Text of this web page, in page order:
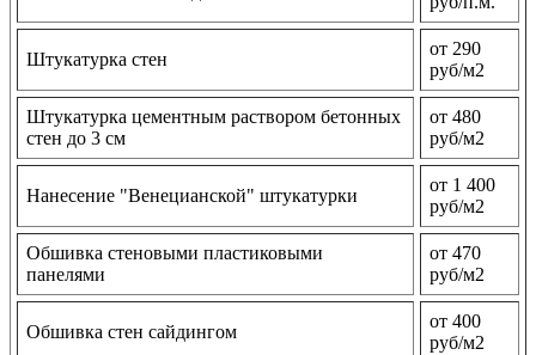
Штукатурка стен
от 290
руб/м2
Штукатурка цементным раствором бетонных
стен до 3 см
от 480
руб/м2
Нанесение "Венецианской" штукатурки
от 1 400
руб/м2
Обшивка стеновыми пластиковыми
панелями
от 470
руб/м2
Обшивка стен сайдингом
от 400
руб/м2